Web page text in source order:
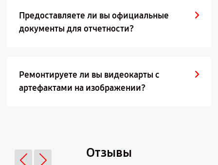
Предоставляете ли вы официальные
документы для отчетности?
Ремонтируете ли вы видеокарты с
артефактами на изображении?
Отзывы